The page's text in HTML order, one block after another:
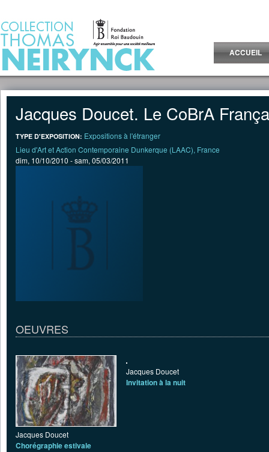
ACCUEIL
Jacques Doucet. Le CoBrA
TYPE D'EXPOSITION: Expositions à l'étranger
Lieu d'Art et Action Contemporaine Dunkerque (LAAC), France
dim, 10/10/2010 -sam, 05/03/2011
OEUVRES
Jacques Doucet
Chorégraphie estivale
Jacques Doucet
Invitation à la nuit